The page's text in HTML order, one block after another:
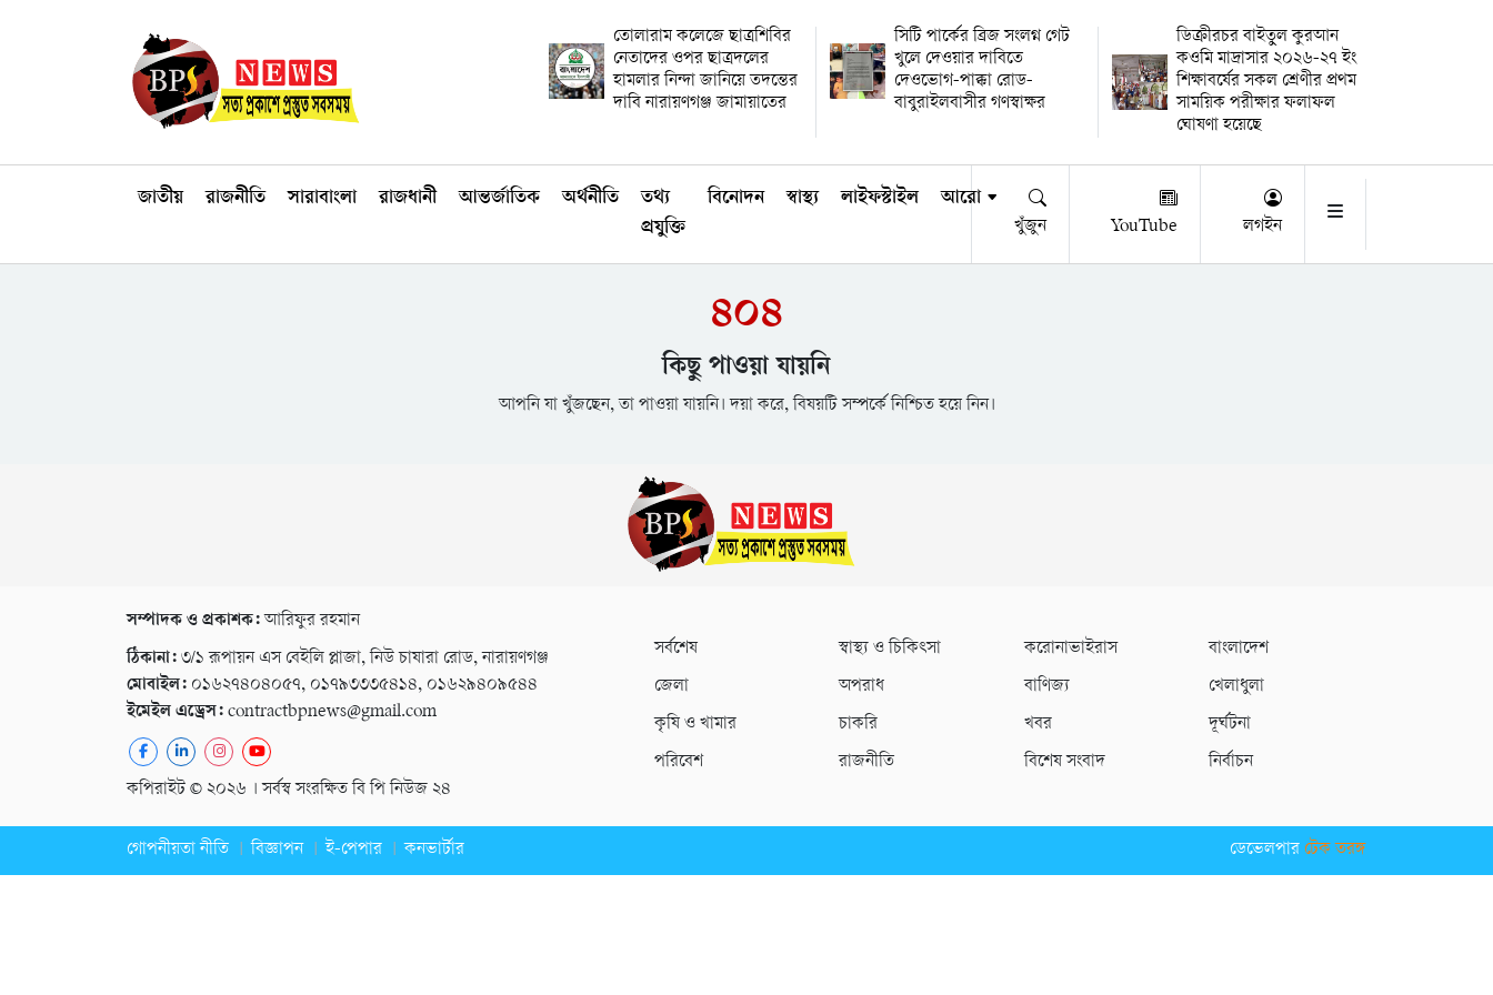
তোলারাম কলেজে ছাত্রশিবির
নেতাদের ওপর ছাত্রদলের
হামলার নিন্দা জানিয়ে তদন্তের
দাবি নারায়ণগঞ্জ জামায়াতের
সিটি পার্কের ব্রিজ সংলগ্ন গেট
খুলে দেওয়ার দাবিতে
দেওভোগ-পাক্কা রোড-
বাবুরাইলবাসীর গণস্বাক্ষর
ডিক্রীরচর বাইতুল কুরআন
কওমি মাদ্রাসার ২০২৬-২৭ ইং
শিক্ষাবর্ষের সকল শ্রেণীর প্রথম
সাময়িক পরীক্ষার ফলাফল
ঘোষণা হয়েছে
জাতীয় রাজনীতি সারাবাংলা রাজধানী আন্তর্জাতিক অর্থনীতি
তথ্য
প্রযুক্তি
বিনোদন স্বাস্থ্য লাইফস্টাইল আরো
খুঁজুন YouTube লগইন
৪০৪
কিছু পাওয়া যায়নি
আপনি যা খুঁজছেন, তা পাওয়া যায়নি। দয়া করে, বিষয়টি সম্পর্কে নিশ্চিত হয়ে নিন।
সম্পাদক ও প্রকাশক:আরিফুর রহমান
ঠিকানা: ৩/১ রূপায়ন এস বেইলি প্লাজা, নিউ চাষারা রোড, নারায়ণগঞ্জ
মোবাইল: ০১৬২৭৪০৪০৫৭, ০১৭৯৩৩৩৫৪১৪, ০১৬২৯৪০৯৫৪৪
ইমেইল এড্রেস: contractbpnews@gmail.com
কপিরাইট © ২০২৬ । সর্বস্ব সংরক্ষিত বি পি নিউজ ২৪
সর্বশেষ স্বাস্থ্য ও চিকিৎসা করোনাভাইরাস
বাংলাদেশ
জেলা
অপরাধ বাণিজ্য
খেলাধুলা
কৃষি ও খামার
চাকরি খবর
দূর্ঘটনা
পরিবেশ
রাজনীতি বিশেষ সংবাদ নির্বাচন
গোপনীয়তা নীতি বিজ্ঞাপন ই-পেপার কনভার্টার ডেভেলপার টেক তরঙ্গ